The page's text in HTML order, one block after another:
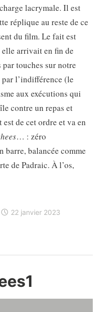
lacrymale. Il est
réplique au reste de ce
du film. Le fait est
arrivait en fin de
touches sur notre
l’indifférence (le
aux exécutions qui
contre un repas et
de cet ordre et va en
… : zéro
barre, balancée comme
de Padraic. À l’os,
22 janvier 2023